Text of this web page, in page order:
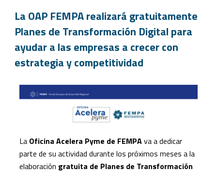
La OAP FEMPA realizará gratuitamente
Planes de Transformación Digital para
ayudar a las empresas a crecer con
estrategia y competitividad
La Oficina Acelera Pyme de FEMPAva a dedicar
parte de su actividad durante los próximos meses a la
elaboración gratuita de Planes de Transformación